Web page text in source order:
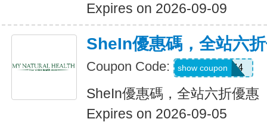
Expires on 2026-09-09
SheIn優惠碼，全站六
Coupon Code: V3A44
show coupon
SheIn優惠碼，全站六折優惠
Expires on 2026-09-05